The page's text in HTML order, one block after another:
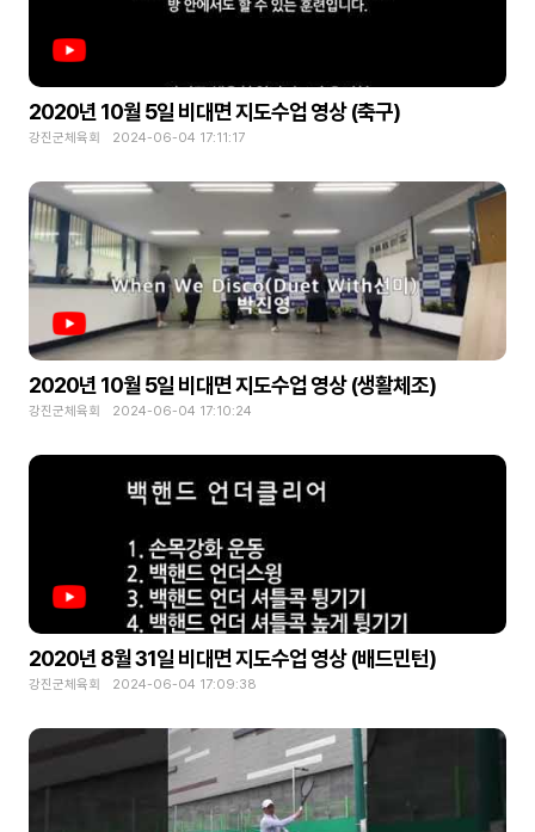
2020년 10월 5일 비대면 지도수업 영상 (축구)
강진군체육회 2024-06-04 17:11:17
2020년 10월 5일 비대면 지도수업 영상 (생활체조)
강진군체육회 2024-06-04 17:10:24
2020년 8월 31일 비대면 지도수업 영상 (배드민턴)
강진군체육회 2024-06-04 17:09:38